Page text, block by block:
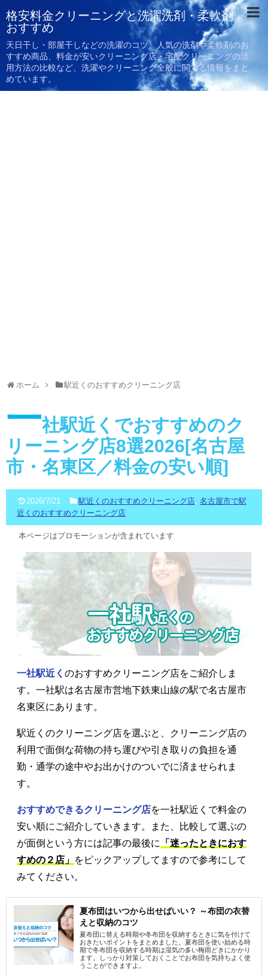
格安料金クリーニングと洗濯洗剤・柔軟剤
おすすめ
天日干し・部屋干しなどの洗濯のコツ、人気の洗剤や柔軟剤のお
すすめ商品、料金が安いクリーニング店・宅配クリーニングの活
用方法の比較など、洗濯やクリーニング全般に関する情報をまと
めています。
ホーム 駅近くのおすすめクリーニング店
一社駅近くでおすすめのク
リーニング店8選2026[名古屋
市・名東区／料金の安い順]
2026/7/21 駅近くのおすすめクリーニング店, 名古屋市で駅
近くのおすすめクリーニング店
本ページはプロモーションが含まれています
一社駅近く のおすすめクリーニング店をご紹介しま
す。一社駅は名古屋市営地下鉄東山線の駅で名古屋市
名東区にあります。
駅近くのクリーニング店を選ぶと、クリーニング店の
利用で面倒な荷物の持ち運びや引き取りの負担を通
勤・通学の途中やお出かけのついでに済ませられま
す。
おすすめできるクリーニング店を一社駅近くで料金の
安い順にご紹介していきます。また、比較して選ぶの
が面倒という方には記事の最後に
「迷ったときにおす
すめの２店」 をピックアップしてますので参考にして
みてください。
夏布団はいつから出せばいい？ ～布団の衣替
えと収納のコツ
夏布団に替える時期や冬布団を収納するときに気を付けて
おきたいポイントをまとめました。夏布団を使い始める時
期で冬布団を収納する時期は湿気の多い梅雨どきにかかり
ます。しっかり対策しておくことでお布団を気持ちよく使
うことができますよ。